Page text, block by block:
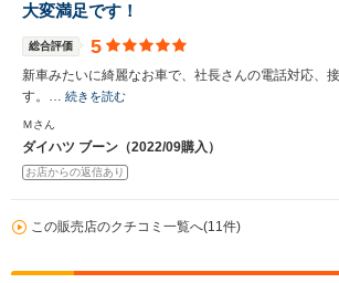
大変満足です！
総合評価 5
新車みたいに綺麗なお車で、社長さんの電話対応、
す。… 続きを読む
Ｍさん
ダイハツ ブーン（2022/09購入）
お店からの返信あり
この販売店のクチコミ一覧へ(11件)